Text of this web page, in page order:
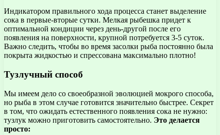
Индикатором правильного хода процесса станет выделение
сока в первые-вторые сутки. Мелкая рыбешка придет к
оптимальной кондиции через день-другой после его
появления на поверхности, крупной потребуется 3-5 суток.
Важно следить, чтобы во время засолки рыба постоянно была
покрыта жидкостью и спрессована максимально плотно!
Тузлучный способ
Мы имеем дело со своеобразной эволюцией мокрого способа,
но рыба в этом случае готовится значительно быстрее. Секрет
в том, что ожидать естественного появления сока не нужно:
тузлук можно приготовить самостоятельно. Это делается
просто: